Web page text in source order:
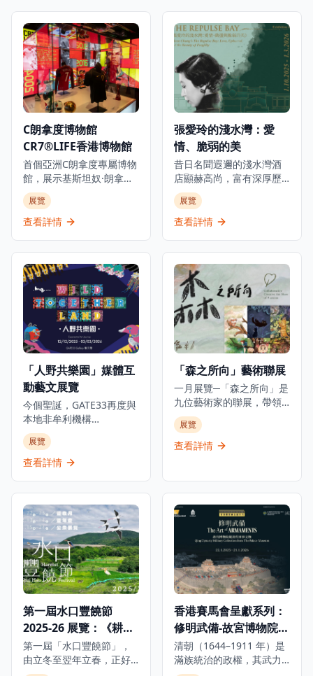
C朗拿度博物館
CR7®LIFE香港博物館
首個亞洲C朗拿度專屬博物
館，展示基斯坦奴·朗拿度
的人生旅程、職業生涯和
生活，透過獨家視角呈現
從未公開的故事，是足球
者深入了解這位足球傳奇
巨星的世界，展出個人珍
藏品、互動展示和沉浸式
展覽，包括他的獎盃、球
衣、簽名物品等珍貴收
藏。博物館位於K11
MUSEA，不僅展示C朗拿
索他的個人生活和成長歷
程，讓參觀者全面了解這
位足球巨星的傳奇故事。
無論是足球迷、體育愛好
者還是想要了解足球文化
的遊客，都能在這個博物
館中找到屬於自己的樂
趣，感受足球運動的魅力
展覽
查看詳情
張愛玲的淺水灣：愛
情、脆弱的美
昔日名聞遐邇的淺水灣酒
店顯赫高尚，富有深厚歷
史底蘊，是世界各地名人
雅士匯聚之地。今年正值
張愛玲逝世三十週年之
情、脆弱的美」展覽，探
索這位文學巨匠與淺水灣
酒店這座地標的深厚聯
繫。展覽將於2025年10月
1日至2026年3月1日舉
行，邀請觀眾穿梭淺水灣
酒店的歷史與張愛玲的文
為這位中國文壇傳奇的靈
感來源，在時代流轉中如
何啟發她的創作。是次展
覽將展出多件珍貴藏品，
包括1941年的酒店菜單、
歷史照片及從未曝光的資
稿和信件複製品，讓觀眾
可以一暏張愛玲的內心世
界，了解淺水灣酒店如何
滋養她去探索渴望、追逐
必朽世界的美麗剎那。
展覽
查看詳情
「人野共樂園」媒體互
動藝文展覽
今個聖誕，GATE33再度與
本地非牟利機構
ALAN（ARTISTS who
LOVE ANIMALS &
NATURE）攜手呈獻極具意
品，化身動物視角，親身
經歷牠們在都市中的挑
戰。 由香港、日本及意大
利的藝術家共同創作，以
「都市叢林」為背景的奇
幻動物派對。展覽打造七
大互動展區，帶領觀眾從
身體驗其困境。 包括日本
神奈川設計團隊Sino Inc.
的《我的尾巴生成器》、
意大利米蘭創作團隊
Carnovsky的《RGB地
展覽
查看詳情
「森之所向」藝術聯展
一月展覽─「森之所向」是
九位藝術家的聯展，帶領
觀眾進入純粹的創作世
界，發掘真誠的藝術家之
旅。展覽名稱源自一篇文
始，也象徵珍惜每一張紙
的來源——提醒自己創作
始於最純粹的初心，不在
乎好壞，而是那份純粹創
作的心。 藝術家們共同探
索著內心的奧秘，重拾初
心。畫室不僅是工作的場
所，更是藝術探索和自我
發現的空間。 展覽費用全
免。
展覽
查看詳情
第一屆水口豐饒節
2025-26 展覽：《耕作
生態 水源長流》
第一屆「水口豐饒節」，
由立冬至翌年立春，正好
香港賽馬會呈獻系列：
修明武備-故宮博物院藏
清代軍事文物
清朝（1644–1911 年）是
滿族統治的政權，其武力